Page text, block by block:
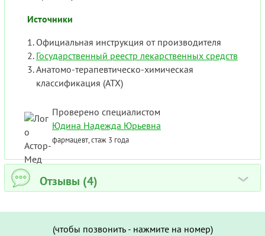
Источники
Официальная инструкция от производителя
Государственный реестр лекарственных средств
Анатомо-терапевтическо-химическая
классификация (ATX)
Проверено специалистом
Юдина Надежда Юрьевна
фармацевт, стаж 3 года
Отзывы (4) ›
(чтобы позвонить - нажмите на номер)